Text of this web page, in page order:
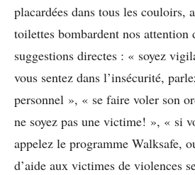
placardées dans tous les couloirs,
toilettes bombardent nos attention
suggestions directes : « soyez
vous sentez dans l’insécurité,
personnel », « se faire voler son
ne soyez pas une victime! », « si
appelez le programme Walksafe,
d’aide aux victimes de violences